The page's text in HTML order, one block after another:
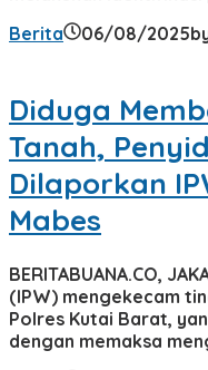
Berita
06/08/2025
Diduga
Tanah,
Dilaporkan
Mabes
BERITABUANA.CO,
(IPW) mengekecam
Polres Kutai Barat,
dengan memaksa